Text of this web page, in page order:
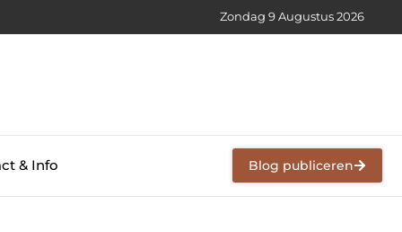
Zondag 9 Augustus 2026
& Info Blog publiceren